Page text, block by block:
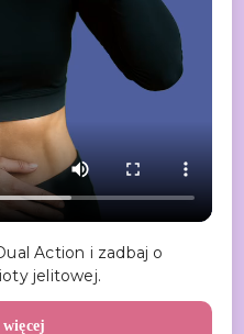
Action i zadbaj o
jelitowej.